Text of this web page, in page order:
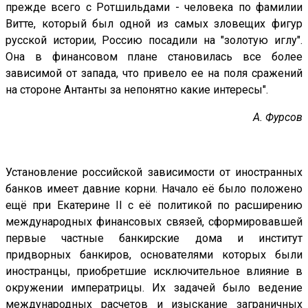
прежде всего с Ротшильдами - человека по фамилии
Витте, который был одной из самых зловещих фигур
русской истории, Россию посадили на "золотую иглу".
Она в финансовом плане становилась все более
зависимой от запада, что привело ее на поля сражений
на стороне Антанты за непонятно какие интересы".
А. Фурсов
Установление российской зависимости от иностранных
банков имеет давние корни. Начало её было положено
ещё при Екатерине II с её политикой по расширению
международных финансовых связей, сформировавшей
первые частные банкирские дома и институт
придворных банкиров, основателями которых были
иностранцы, приобретшие исключительное влияние в
окружении императрицы. Их задачей было ведение
международных расчетов и изыскание заграничных